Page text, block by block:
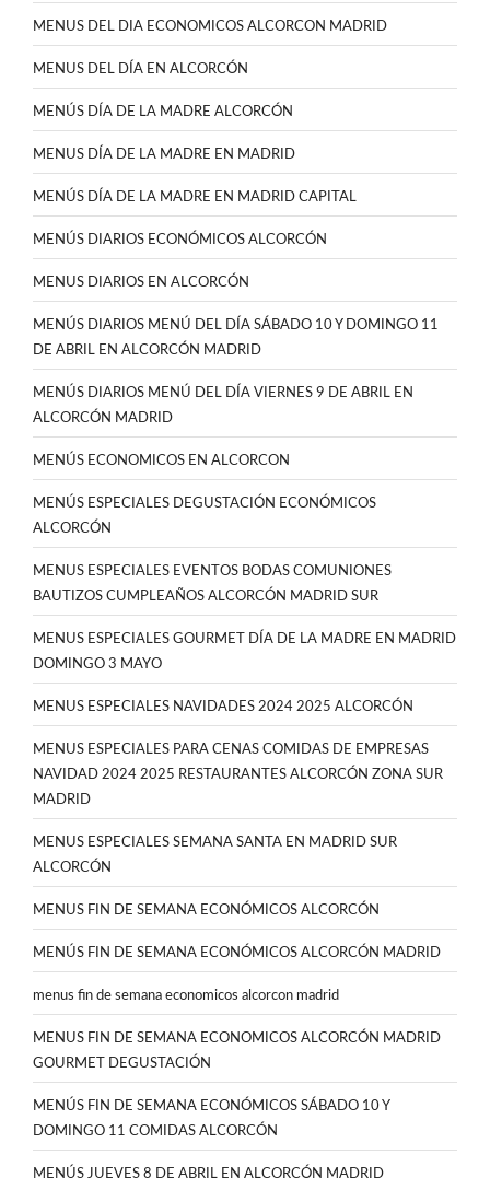
MENUS DEL DIA ECONOMICOS ALCORCON MADRID
MENUS DEL DÍA EN ALCORCÓN
MENÚS DÍA DE LA MADRE ALCORCÓN
MENUS DÍA DE LA MADRE EN MADRID
MENÚS DÍA DE LA MADRE EN MADRID CAPITAL
MENÚS DIARIOS ECONÓMICOS ALCORCÓN
MENUS DIARIOS EN ALCORCÓN
MENÚS DIARIOS MENÚ DEL DÍA SÁBADO 10 Y DOMINGO 11
DE ABRIL EN ALCORCÓN MADRID
MENÚS DIARIOS MENÚ DEL DÍA VIERNES 9 DE ABRIL EN
ALCORCÓN MADRID
MENÚS ECONOMICOS EN ALCORCON
MENÚS ESPECIALES DEGUSTACIÓN ECONÓMICOS
ALCORCÓN
MENUS ESPECIALES EVENTOS BODAS COMUNIONES
BAUTIZOS CUMPLEAÑOS ALCORCÓN MADRID SUR
MENUS ESPECIALES GOURMET DÍA DE LA MADRE EN MADRID
DOMINGO 3 MAYO
MENUS ESPECIALES NAVIDADES 2024 2025 ALCORCÓN
MENUS ESPECIALES PARA CENAS COMIDAS DE EMPRESAS
NAVIDAD 2024 2025 RESTAURANTES ALCORCÓN ZONA SUR
MADRID
MENUS ESPECIALES SEMANA SANTA EN MADRID SUR
ALCORCÓN
MENUS FIN DE SEMANA ECONÓMICOS ALCORCÓN
MENÚS FIN DE SEMANA ECONÓMICOS ALCORCÓN MADRID
menus fin de semana economicos alcorcon madrid
MENUS FIN DE SEMANA ECONOMICOS ALCORCÓN MADRID
GOURMET DEGUSTACIÓN
MENÚS FIN DE SEMANA ECONÓMICOS SÁBADO 10 Y
DOMINGO 11 COMIDAS ALCORCÓN
MENÚS JUEVES 8 DE ABRIL EN ALCORCÓN MADRID